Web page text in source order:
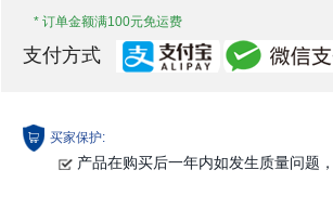
* 订单金额满100元免运费
支付方式
买家保护:
产品在购买后一年内如发生质量问题